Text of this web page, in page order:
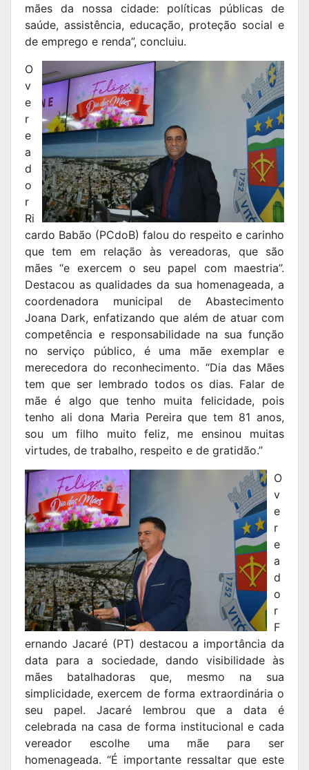
mães da nossa cidade: políticas públicas de
saúde, assistência, educação, proteção social e
de emprego e renda”, concluiu.
O
v
e
r
e
a
d
o
r
Ri
cardo Babão (PCdoB) falou do respeito e carinho
que tem em relação às vereadoras, que são
mães “e exercem o seu papel com maestria”.
Destacou as qualidades da sua homenageada, a
coordenadora municipal de Abastecimento
Joana Dark, enfatizando que além de atuar com
competência e responsabilidade na sua função
no serviço público, é uma mãe exemplar e
merecedora do reconhecimento. “Dia das Mães
tem que ser lembrado todos os dias. Falar de
mãe é algo que tenho muita felicidade, pois
tenho ali dona Maria Pereira que tem 81 anos,
sou um filho muito feliz, me ensinou muitas
virtudes, de trabalho, respeito e de gratidão.”
O
v
e
r
e
a
d
o
r
F
ernando Jacaré (PT) destacou a importância da
data para a sociedade, dando visibilidade às
mães batalhadoras que, mesmo na sua
simplicidade, exercem de forma extraordinária o
seu papel. Jacaré lembrou que a data é
celebrada na casa de forma institucional e cada
vereador escolhe uma mãe para ser
homenageada. “É importante ressaltar que este